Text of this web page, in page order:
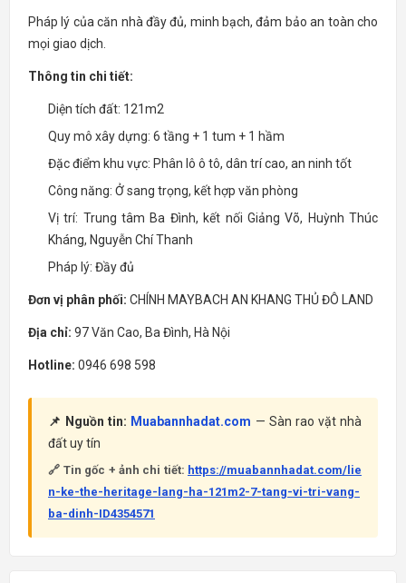
Pháp lý của căn nhà đầy đủ, minh bạch, đảm bảo an toàn cho
mọi giao dịch.
Thông tin chi tiết:
Diện tích đất: 121m2
Quy mô xây dựng: 6 tầng + 1 tum + 1 hầm
Đặc điểm khu vực: Phân lô ô tô, dân trí cao, an ninh tốt
Công năng: Ở sang trọng, kết hợp văn phòng
Vị trí: Trung tâm Ba Đình, kết nối Giảng Võ, Huỳnh Thúc
Kháng, Nguyễn Chí Thanh
Pháp lý: Đầy đủ
Đơn vị phân phối: CHÍNH MAYBACH AN KHANG THỦ ĐÔ LAND
Địa chỉ: 97 Văn Cao, Ba Đình, Hà Nội
Hotline: 0946 698 598
📌 Nguồn tin: Muabannhadat.com — Sàn rao vặt nhà
đất uy tín
🔗 Tin gốc + ảnh chi tiết: https://muabannhadat.com/lie
n-ke-the-heritage-lang-ha-121m2-7-tang-vi-tri-vang-
ba-dinh-ID4354571